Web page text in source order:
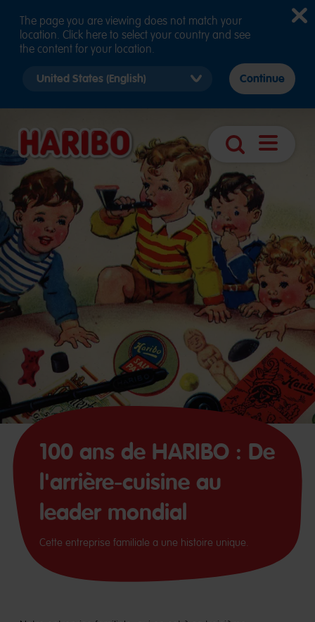
100 ans de HARIBO : De
l'arrière-cuisine au
leader mondial
Cette entreprise familiale a une histoire unique.
The page you are viewing does not match your
location. Click here to select your country and see
the content for your location.
country
Continue